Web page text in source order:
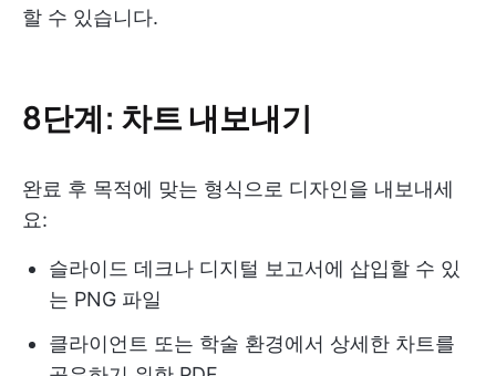
할 수 있습니다.
8단계: 차트 내보내기
완료 후 목적에 맞는 형식으로 디자인을 내보내세
요:
슬라이드 데크나 디지털 보고서에 삽입할 수 있
는 PNG 파일
클라이언트 또는 학술 환경에서 상세한 차트를